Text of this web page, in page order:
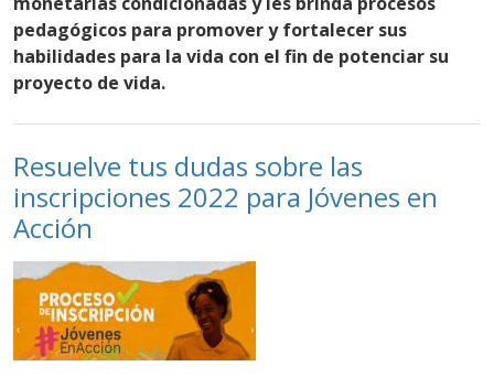
pedagógicos para promover y fortalecer sus
habilidades para la vida con el fin de potenciar su
proyecto de vida.
Resuelve tus dudas sobre las
inscripciones 2022 para Jóvenes en
Acción